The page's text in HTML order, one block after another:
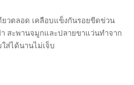
ยวตลอด เคลือบแข็งกันรอยขีดข่วน
า สะพานจมูกและปลายขาแว่นทำจาก
ส่ได้นานไม่เจ็บ